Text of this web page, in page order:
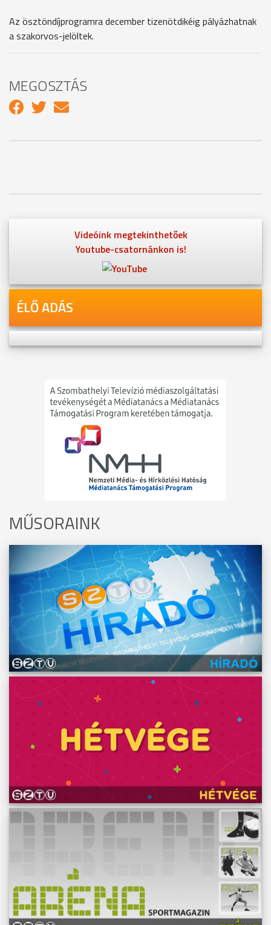
Az ösztöndíjprogramra december tizenötdikéig pályázhatnak
a szakorvos-jelöltek.
MEGOSZTÁS
Videóink megtekinthetőek
Youtube-csatornánkon is!
ÉLŐ ADÁS
MŰSORAINK